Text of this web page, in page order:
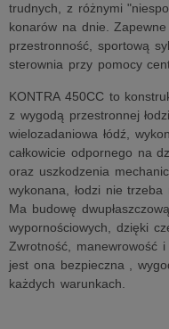
trudnych, z różnymi
konarów na dnie.
przestronność, sportową
sterownia przy pomocy
KONTRA 450CC to
z wygodą przestronnej
wielozadaniowa łódź,
całkowicie odpornego na
oraz uszkodzenia
wykonana, łodzi nie
Ma budowę
wypornościowych, dzięki
Zwrotność, manewrowość
jest ona bezpieczna ,
każdych warunkach.